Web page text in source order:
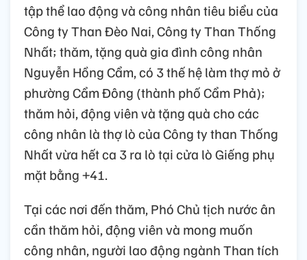
tập thể lao động và công nhân tiêu biểu của
Công ty Than Đèo Nai, Công ty Than Thống
Nhất; thăm, tặng quà gia đình công nhân
Nguyễn Hồng Cẩm, có 3 thế hệ làm thợ mỏ ở
phường Cẩm Đông (thành phố Cẩm Phả);
thăm hỏi, động viên và tặng quà cho các
công nhân là thợ lò của Công ty than Thống
Nhất vừa hết ca 3 ra lò tại cửa lò Giếng phụ
mặt bằng +41.
Tại các nơi đến thăm, Phó Chủ tịch nước ân
cần thăm hỏi, động viên và mong muốn
công nhân, người lao động ngành Than tích